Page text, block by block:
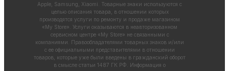
Apple, Samsung, Xiaomi. Товарные знаки используются с
целью описания товара, в отношении которых
производятся услуги по ремонту и продаже магазином
«My Store». Услуги оказываются в неавторизованном
сервисном центре «My Store» не связанными с
компаниями. Правообладателями товарных знаков и/или
с ее официальными представителями в отношении
товаров, которые уже были введены в гражданский оборот
в смысле статьи 1487 ГК РФ. Информация о